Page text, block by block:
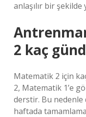
anlaşılır bir şekilde
2 kaç
Matematik 2 için
2, Matematik 1’e
derstir. Bu
haftada